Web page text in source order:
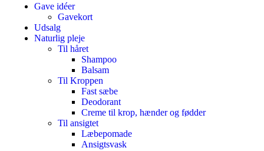
Gave idéer
Gavekort
Udsalg
Naturlig pleje
Til håret
Shampoo
Balsam
Til Kroppen
Fast sæbe
Deodorant
Creme til krop, hænder og fødder
Til ansigtet
Læbepomade
Ansigtsvask